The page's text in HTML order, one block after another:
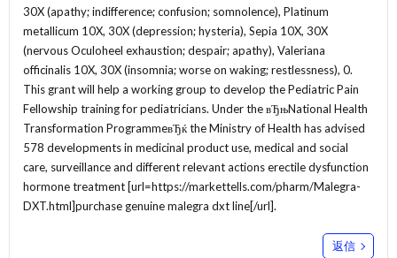
30X (apathy; indifference; confusion; somnolence), Platinum
metallicum 10X, 30X (depression; hysteria), Sepia 10X, 30X
(nervous Oculoheel exhaustion; despair; apathy), Valeriana
officinalis 10X, 30X (insomnia; worse on waking; restlessness), 0.
This grant will help a working group to develop the Pediatric Pain
Fellowship training for pediatricians. Under the вЂњNational Health
Transformation ProgrammeвЂќ the Ministry of Health has advised
578 developments in medicinal product use, medical and social
care, surveillance and different relevant actions erectile dysfunction
hormone treatment [url=https://markettells.com/pharm/Malegra-
DXT.html]purchase genuine malegra dxt line[/url].
返信